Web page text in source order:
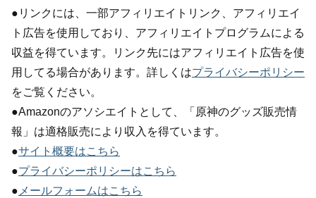
●リンクには、一部アフィリエイトリンク、アフィリエイ
ト広告を使用しており、アフィリエイトプログラムによる
収益を得ています。リンク先にはアフィリエイト広告を使
用してる場合があります。詳しくはプライバシーポリシー
をご覧ください。
●Amazonのアソシエイトとして、「原神のグッズ販売情
報」は適格販売により収入を得ています。
●サイト概要はこちら
●プライバシーポリシーはこちら
● メールフォームはこちら